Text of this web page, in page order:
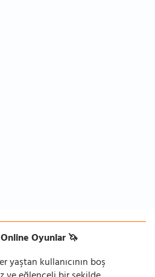
Oyunlar 🦄
yaştan kullanıcının boş